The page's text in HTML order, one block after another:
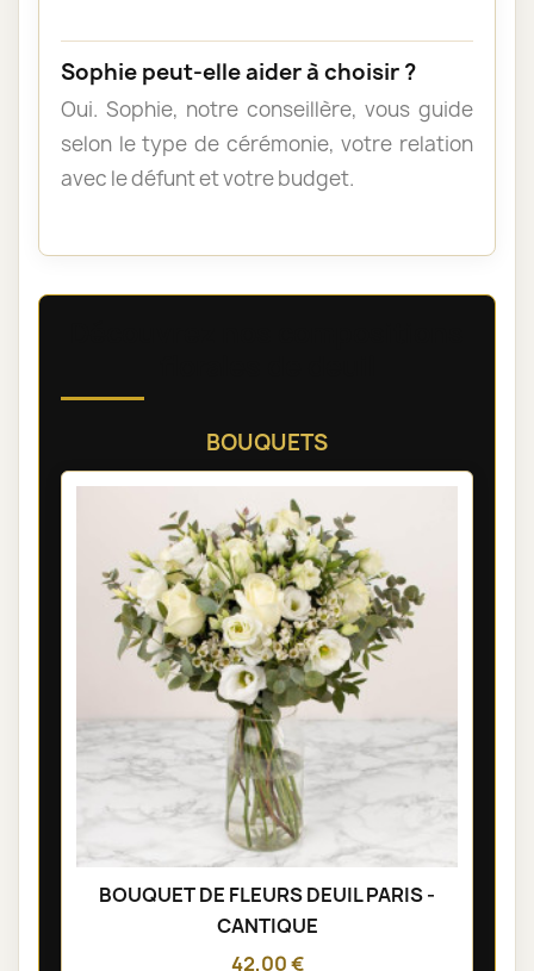
Sophie peut-elle aider à choisir ?
Oui. Sophie, notre conseillère, vous guide
selon le type de cérémonie, votre relation
avec le défunt et votre budget.
BOUQUETS
BOUQUET DE FLEURS DEUIL PARIS -
CANTIQUE
42,00 €